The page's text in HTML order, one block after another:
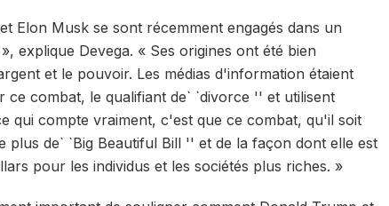
Elon Musk se sont récemment engagés dans un
explique Devega. « Ses origines ont été bien
et le pouvoir. Les médias d'information étaient
ce combat, le qualifiant de` `divorce '' et utilisent
qui compte vraiment, c'est que ce combat, qu'il soit
plus de` `Big Beautiful Bill '' et de la façon dont elle est
pour les individus et les sociétés plus riches. »